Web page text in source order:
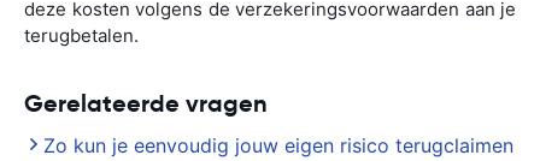
deze kosten volgens de verzekeringsvoorwaarden aan je
terugbetalen.
Gerelateerde vragen
Zo kun je eenvoudig jouw eigen risico terugclaimen